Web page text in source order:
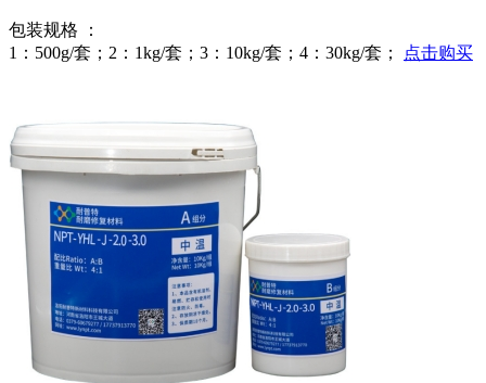
包装规格 ：
1：500g/套；2：1kg/套；3：10kg/套；4：30kg/套；
点击购买